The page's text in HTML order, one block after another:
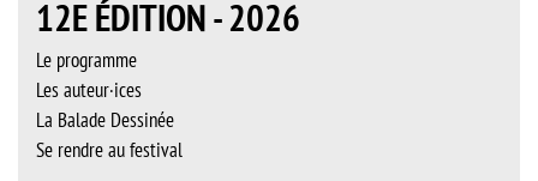
12E ÉDITION - 2026
Le programme
Les auteur·ices
La Balade Dessinée
Se rendre au festival